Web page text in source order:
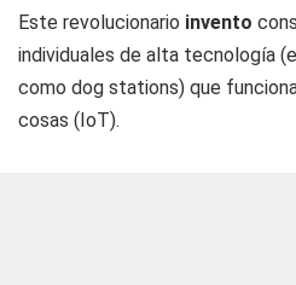
Este revolucionario invento
individuales de alta tecnología
como dog stations) que
cosas (IoT).